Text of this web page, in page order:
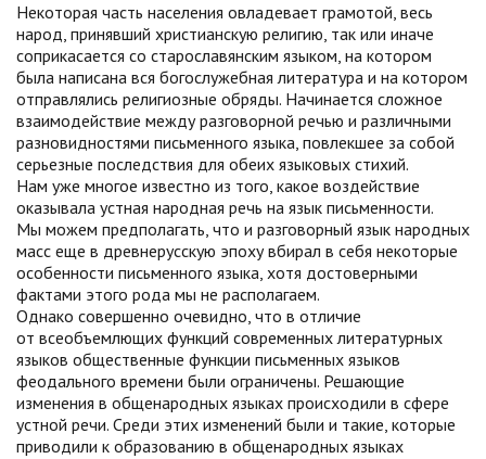
Некоторая часть населения овладевает грамотой, весь
народ, принявший христианскую религию, так или иначе
соприкасается со старославянским языком, на котором
была написана вся богослужебная литература и на котором
отправлялись религиозные обряды. Начинается сложное
взаимодействие между разговорной речью и различными
разновидностями письменного языка, повлекшее за собой
серьезные последствия для обеих языковых стихий.
Нам уже многое известно из того, какое воздействие
оказывала устная народная речь на язык письменности.
Мы можем предполагать, что и разговорный язык народных
масс еще в древнерусскую эпоху вбирал в себя некоторые
особенности письменного языка, хотя достоверными
фактами этого рода мы не располагаем.
Однако совершенно очевидно, что в отличие
от всеобъемлющих функций современных литературных
языков общественные функции письменных языков
феодального времени были ограничены. Решающие
изменения в общенародных языках происходили в сфере
устной речи. Среди этих изменений были и такие, которые
приводили к образованию в общенародных языках